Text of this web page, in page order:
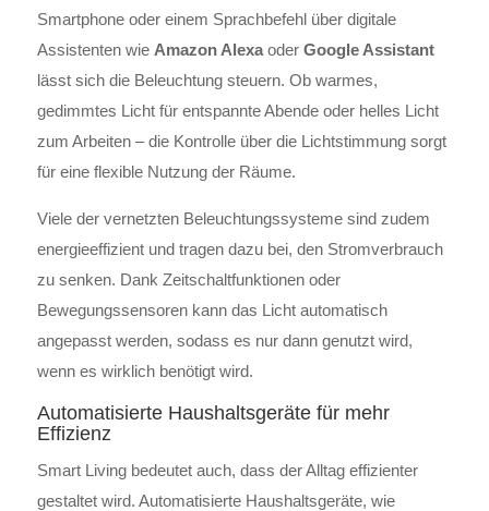
Smartphone oder einem Sprachbefehl über digitale
Assistenten wie Amazon Alexaoder Google Assistant
lässt sich die Beleuchtung steuern. Ob warmes,
gedimmtes Licht für entspannte Abende oder helles Licht
zum Arbeiten – die Kontrolle über die Lichtstimmung sorgt
für eine flexible Nutzung der Räume.
Viele der vernetzten Beleuchtungssysteme sind zudem
energieeffizient und tragen dazu bei, den Stromverbrauch
zu senken. Dank Zeitschaltfunktionen oder
Bewegungssensoren kann das Licht automatisch
angepasst werden, sodass es nur dann genutzt wird,
wenn es wirklich benötigt wird.
Automatisierte Haushaltsgeräte für mehr
Effizienz
Smart Living bedeutet auch, dass der Alltag effizienter
gestaltet wird. Automatisierte Haushaltsgeräte, wie